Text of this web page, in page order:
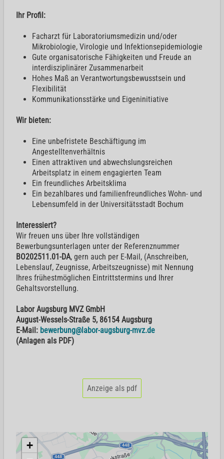
Ihr Profil:
Facharzt für Laboratoriumsmedizin und/oder
Mikrobiologie, Virologie und Infektionsepidemiologie
Gute organisatorische Fähigkeiten und Freude an
interdisziplinärer Zusammenarbeit
Hohes Maß an Verantwortungsbewusstsein und
Flexibilität
Kommunikationsstärke und Eigeninitiative
Wir bieten:
Eine unbefristete Beschäftigung im
Angestelltenverhältnis
Einen attraktiven und abwechslungsreichen
Arbeitsplatz in einem engagierten Team
Ein freundliches Arbeitsklima
Ein bezahlbares und familienfreundliches Wohn- und
Lebensumfeld in der Universitätsstadt Bochum
Interessiert?
Wir freuen uns über Ihre vollständigen
Bewerbungsunterlagen unter der Referenznummer
BO202511.01-DA, gern auch per E-Mail, (Anschreiben,
Lebenslauf, Zeugnisse, Arbeitszeugnisse) mit Nennung
Ihres frühestmöglichen Eintrittstermins und Ihrer
Gehaltsvorstellung.
Labor Augsburg MVZ GmbH
August-Wessels-Straße 5, 86154 Augsburg
E-Mail: bewerbung@labor-augsburg-mvz.de
(Anlagen als PDF)
Anzeige als pdf
+